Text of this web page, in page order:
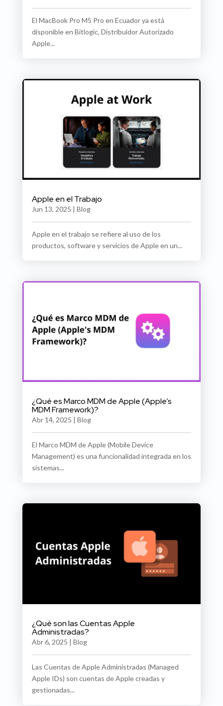
El MacBook Pro M5 Pro en Ecuador ya está
disponible en Bitlogic, Distribuidor Autorizado
Apple...
Apple en el Trabajo
Jun 13, 2025 | Blog
Apple en el trabajo se refiere al uso de los
productos, software y servicios de Apple en un...
¿Qué es Marco MDM de Apple (Apple’s
MDM Framework)?
Abr 14, 2025 | Blog
El Marco MDM de Apple (Mobile Device
Management) es una funcionalidad integrada en los
sistemas...
¿Qué son las Cuentas Apple
Administradas?
Abr 6, 2025 | Blog
Las Cuentas de Apple Administradas (Managed
Apple IDs) son cuentas de Apple creadas y
gestionadas...